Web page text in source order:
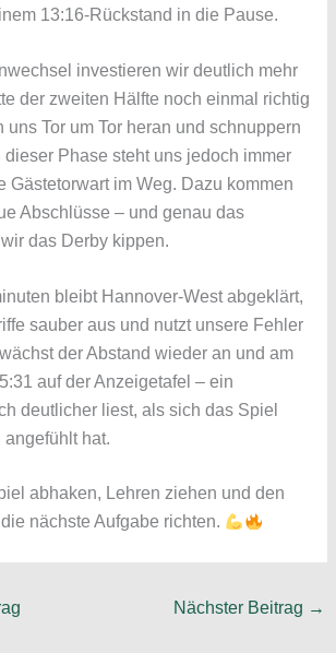
13:16-Rückstand in die Pause.
investieren wir deutlich mehr
der zweiten Hälfte noch einmal richtig
uns Tor um Tor heran und schnuppern
dieser Phase steht uns jedoch immer
Gästetorwart im Weg. Dazu kommen
Abschlüsse – und genau das
das Derby kippen.
bleibt Hannover-West abgeklärt,
sauber aus und nutzt unsere Fehler
der Abstand wieder an und am
auf der Anzeigetafel – ein
deutlicher liest, als sich das Spiel
hat.
abhaken, Lehren ziehen und den
nächste Aufgabe richten.
Nächster Beitrag →